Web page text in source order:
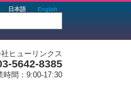
日本語 English
ヒューリンクス
5642-8385
時間：9:00-17:30